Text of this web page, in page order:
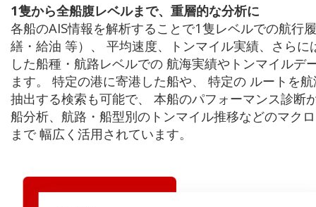
1隻から全船腹レベルまで、重層的な分析に
各船のAIS情報を解析することで1隻レベルでの航行
繕・給油 等）、 平均速度、トンマイル実績、さらに
した船種・航路レベルでの 航海実績やトンマイルデ
ます。 特定の港に寄港した船や、 特定の ルートを
抽出する検索も可能で、 本船のパフォーマンス診断
船分析、航路・船型別のトンマイル推移などのマク
まで 幅広く活用されています。